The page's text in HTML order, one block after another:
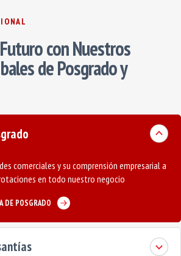
con Nuestros
de Posgrado y
comerciales y su comprensión empresarial a
en todo nuestro negocio
DE POSGRADO